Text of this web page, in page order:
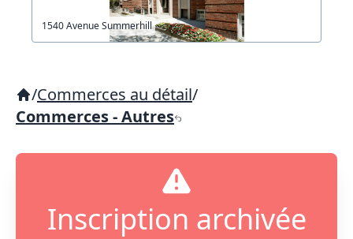
1540 Avenue Summerhill
/Commerces au détail/
Commerces - Autres
Inscription archivée